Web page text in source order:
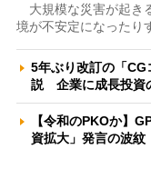
大規模な災害が起き
境が不安定になったり
5年ぶり改訂の「
説 企業に成長投資
【令和のPKOか】
資拡大」発言の波